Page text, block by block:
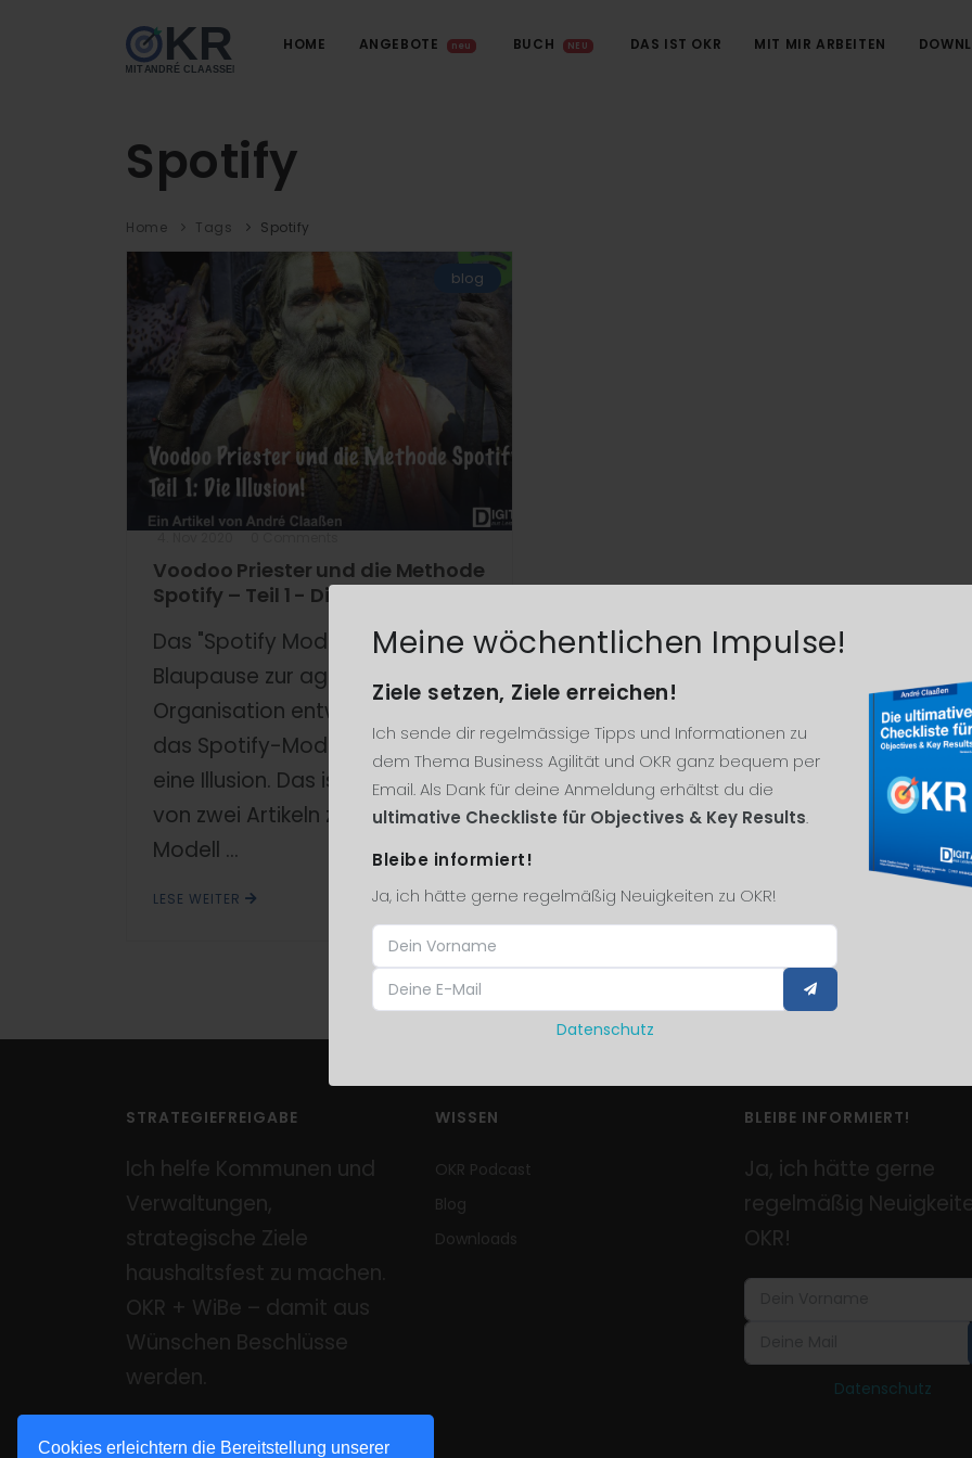
Meine wöchentlichen Impulse!
Ziele setzen, Ziele erreichen!
Ich sende dir regelmässige Tipps und Informationen zu
dem Thema Business Agilität und OKR ganz bequem per
Email. Als Dank für deine Anmeldung erhältst du die
ultimative Checkliste für Objectives & Key Results.
Bleibe informiert!
Ja, ich hätte gerne regelmäßig Neuigkeiten zu OKR!
Datenschutz
Cookies erleichtern die Bereitstellung unserer
HOME ANGEBOTE neu BUCH NEU DAS IST OKR MIT MIR ARBEITEN
Spotify
Home Tags Spotify
blog
Voodoo Priester und die Methode
Spotify – Teil 1 - Die Illusion
Das "Spotify Modell" hat sich als
Blaupause zur agilen
Organisation entwickelt. Doch
das Spotify-Modell ist leider
eine Illusion. Das ist der erste
von zwei Artikeln zum Spotify
Modell ...
LESE WEITER
STRATEGIEFREIGABE
Ich helfe Kommunen und
Verwaltungen,
strategische Ziele
haushaltsfest zu machen.
OKR + WiBe – damit aus
Wünschen Beschlüsse
werden.
WISSEN
OKR Podcast
Blog
Downloads
BLEIBE INFORMIERT!
Ja, ich hätte gerne
regelmäßig
OKR!
Datenschutz